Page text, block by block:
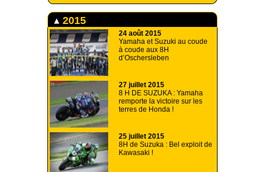
2015
24 août 2015
Yamaha et Suzuki au coude
à coude aux 8H
d’Oschersleben
27 juillet 2015
8 H DE SUZUKA : Yamaha
remporte la victoire sur les
terres de Honda !
25 juillet 2015
8H de Suzuka : Bel exploit de
Kawasaki !